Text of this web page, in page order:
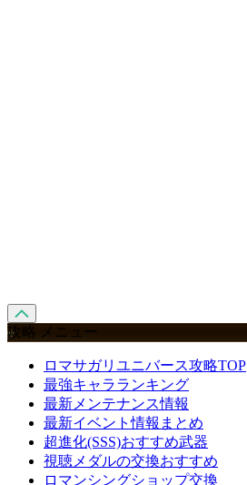
攻略 メニュー
ロマサガリユニバース攻略TOP
最強キャラランキング
最新メンテナンス情報
最新イベント情報まとめ
超進化(SSS)おすすめ武器
視聴メダルの交換おすすめ
ロマンシングショップ交換